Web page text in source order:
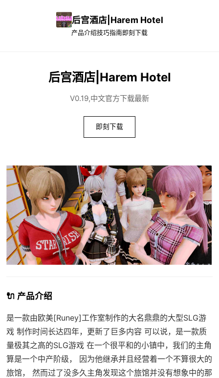
后宫酒店|Harem Hotel
产品介绍技巧指南 即刻下载
后宫酒店|Harem Hotel
V0.19,中文官方下载最新
即刻下载
🔌 产品介绍
是一款由欧美[Runey]工作室制作的大名鼎鼎的大型SLG游
戏 制作时间长达四年，更新了巨多内容 可以说，是一款质
量极其之高的SLG游戏 在一个很平和的小镇中，我们的主角
算是一个中产阶级， 因为他继承并且经营着一个不算很大的
旅馆， 然而过了没多久主角发现这个旅馆并没有想象中的那